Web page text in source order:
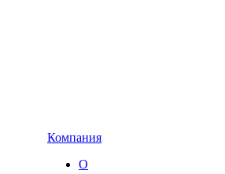
Компания
О